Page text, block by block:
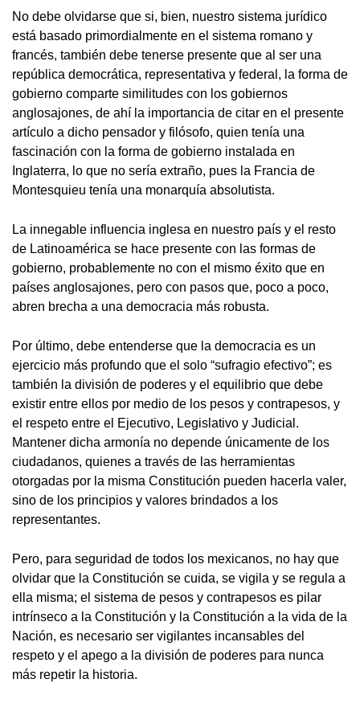
No debe olvidarse que si, bien, nuestro sistema jurídico
está basado primordialmente en el sistema romano y
francés, también debe tenerse presente que al ser una
república democrática, representativa y federal, la forma de
gobierno comparte similitudes con los gobiernos
anglosajones, de ahí la importancia de citar en el presente
artículo a dicho pensador y filósofo, quien tenía una
fascinación con la forma de gobierno instalada en
Inglaterra, lo que no sería extraño, pues la Francia de
Montesquieu tenía una monarquía absolutista.
La innegable influencia inglesa en nuestro país y el resto
de Latinoamérica se hace presente con las formas de
gobierno, probablemente no con el mismo éxito que en
países anglosajones, pero con pasos que, poco a poco,
abren brecha a una democracia más robusta.
Por último, debe entenderse que la democracia es un
ejercicio más profundo que el solo “sufragio efectivo”; es
también la división de poderes y el equilibrio que debe
existir entre ellos por medio de los pesos y contrapesos, y
el respeto entre el Ejecutivo, Legislativo y Judicial.
Mantener dicha armonía no depende únicamente de los
ciudadanos, quienes a través de las herramientas
otorgadas por la misma Constitución pueden hacerla valer,
sino de los principios y valores brindados a los
representantes.
Pero, para seguridad de todos los mexicanos, no hay que
olvidar que la Constitución se cuida, se vigila y se regula a
ella misma; el sistema de pesos y contrapesos es pilar
intrínseco a la Constitución y la Constitución a la vida de la
Nación, es necesario ser vigilantes incansables del
respeto y el apego a la división de poderes para nunca
más repetir la historia.